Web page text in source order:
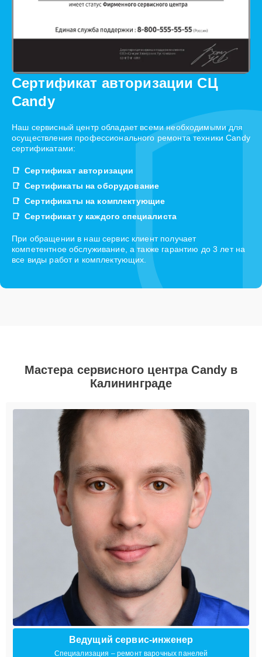
Сертификат авторизации СЦ
Candy
Наш сервисный центр обладает всеми необходимыми для
осуществления профессионального ремонта техники Candy
сертификатами:
Сертификат авторизации
Сертификаты на оборудование
Сертификаты на комплектующие
Сертификат у каждого специалиста
При обращении в наш сервис клиент получает
компетентное обслуживание, а также гарантию до 3 лет на
все виды работ и комплектующих.
Мастера сервисного центра Candy в
Калининграде
Ведущий сервис-инженер
Специализация – ремонт варочных панелей